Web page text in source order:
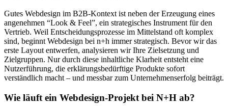
Gutes Webdesign im B2B-Kontext ist neben der Erzeugung eines
angenehmen “Look & Feel”, ein strategisches Instrument für den
Vertrieb. Weil Entscheidungsprozesse im Mittelstand oft komplex
sind, beginnt Webdesign bei n+h immer strategisch. Bevor wir das
erste Layout entwerfen, analysieren wir Ihre Zielsetzung und
Zielgruppen. Nur durch diese inhaltliche Klarheit entsteht eine
Nutzerführung, die erklärungsbedürftige Produkte sofort
verständlich macht – und messbar zum Unternehmenserfolg beiträgt.
Wie läuft ein Webdesign-Projekt bei N+H ab?